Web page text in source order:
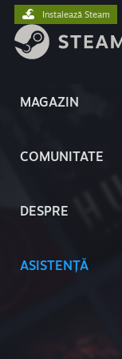
MAGAZIN
COMUNITATE
DESPRE
ASISTENȚĂ
Instalează Steam